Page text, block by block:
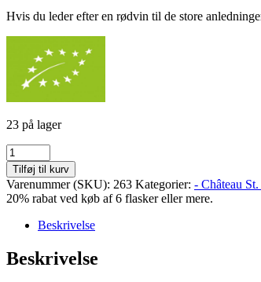
Hvis du leder efter en rødvin til de store
23 på lager
Château
St.
Jacques
d’Albas,
La
Chapelle
Rouge
2021,
Minervois
Tilføj til kurv
Varenummer (SKU): 263 Kategorier: - Château
20% rabat ved køb af 6 flasker eller mere.
Beskrivelse
Beskrivelse